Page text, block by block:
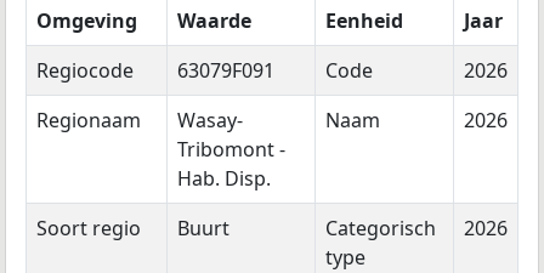
Omgeving
Waarde Eenheid
Jaar
Regiocode
63079F091 Code
2026
Regionaam
Wasay-
Tribomont -
Hab. Disp.
Naam 2026
Soort regio Buurt
Categorisch
type
2026